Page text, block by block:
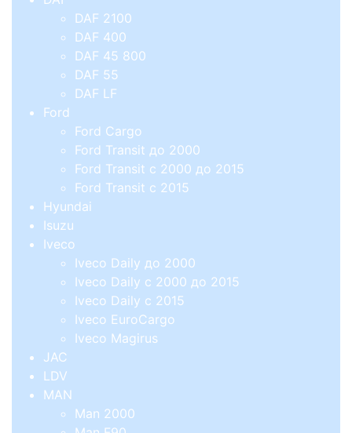
DAF 2100
DAF 400
DAF 45 800
DAF 55
DAF LF
Ford
Ford Cargo
Ford Transit до 2000
Ford Transit с 2000 до 2015
Ford Transit с 2015
Hyundai
Isuzu
Iveco
Iveco Daily до 2000
Iveco Daily с 2000 до 2015
Iveco Daily с 2015
Iveco EuroCargo
Iveco Magirus
JAC
LDV
MAN
Man 2000